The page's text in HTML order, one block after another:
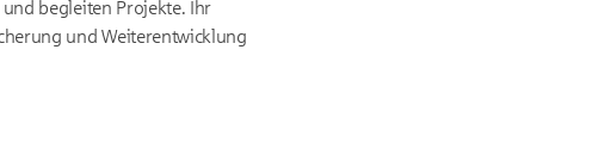
begleiten Projekte. Ihr
und Weiterentwicklung